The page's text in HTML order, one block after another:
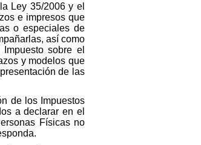
Ley 35/2006 y el
e impresos que
o especiales de
así como
sobre el
y modelos que
de las
de los Impuestos
a declarar en el
Físicas no